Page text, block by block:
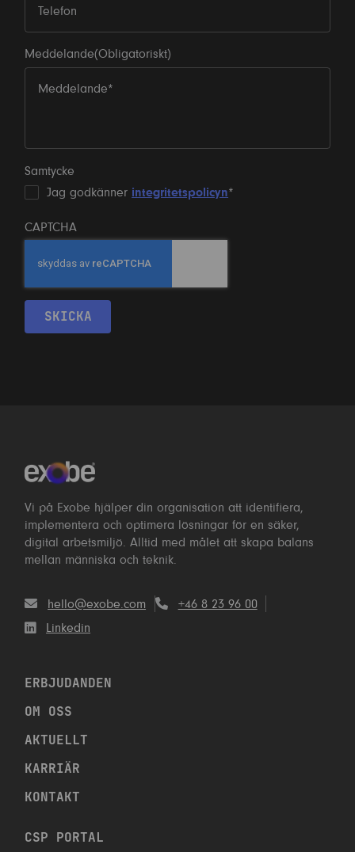
Meddelande(Obligatoriskt)
Samtycke
Jag godkänner integritetspolicyn*
CAPTCHA
Vi på Exobe hjälper din organisation att identifiera,
implementera och optimera lösningar för en säker,
digital arbetsmiljö. Alltid med målet att skapa balans
mellan människa och teknik.
hello@exobe.com
+46 8 23 96 00
Linkedin
ERBJUDANDEN
OM OSS
AKTUELLT
KARRIÄR
KONTAKT
CSP PORTALTVEKA INTE ATT KONTAKTA OSS!